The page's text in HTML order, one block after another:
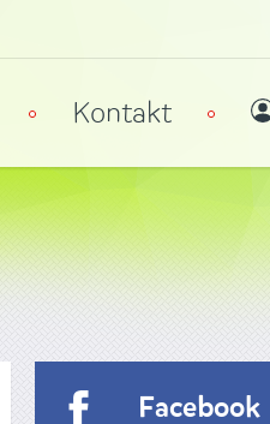
Kontakt
Facebook